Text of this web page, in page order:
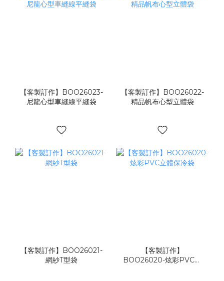
【客製訂作】BOO26023-
尼龍心型車縫線平縫袋
【客製訂作】BOO26022-
精品帆布心型立體袋
【客製訂作】BOO26021-
網紗T型袋
【客製訂作】
BOO26020-炫彩PVC立